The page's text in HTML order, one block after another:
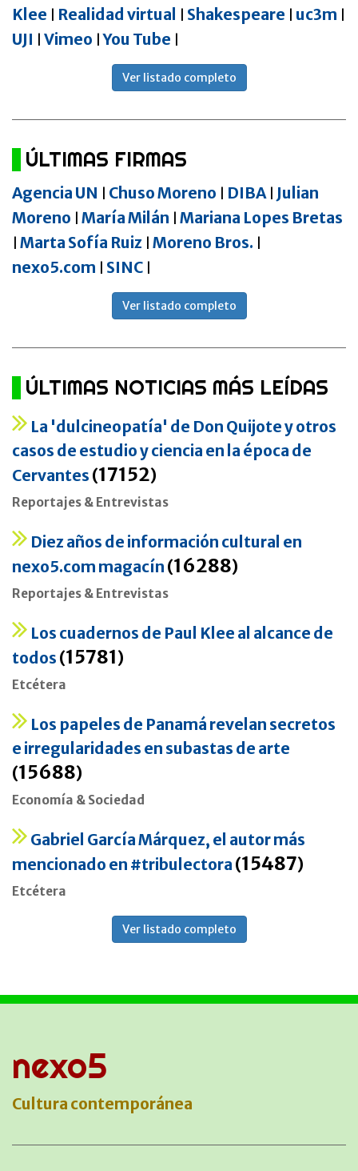
Klee
Realidad virtual Shakespeare uc3m
UJI Vimeo |You Tube
Ver listado completo
ÚLTIMAS FIRMAS
Agencia UN Chuso Moreno DIBA
Julian
Moreno María Milán Mariana Lopes Bretas
Marta Sofía Ruiz Moreno Bros.
nexo5.com SINC
Ver listado completo
ÚLTIMAS NOTICIAS MÁS LEÍDAS
La 'dulcineopatía' de Don Quijote y otros
casos de estudio y ciencia en la época de
Cervantes (17152)
Reportajes & Entrevistas
Diez años de información cultural en
nexo5.com magacín (16288)
Reportajes & Entrevistas
Los cuadernos de Paul Klee al alcance de
todos (15781)
Etcétera
Los papeles de Panamá revelan secretos
e irregularidades en subastas de arte
(15688)
Economía & Sociedad
Gabriel García Márquez, el autor más
mencionado en #tribulectora (15487)
Etcétera
Ver listado completo
nexo5
Cultura contemporánea